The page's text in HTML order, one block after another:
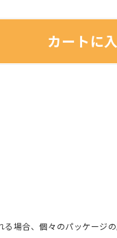
カートに
場合、個々のパッケージの